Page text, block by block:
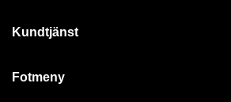
Kundtjänst
Fotmeny